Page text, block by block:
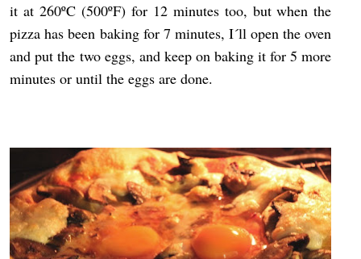
it at 260ºC (500ºF) for 12 minutes too, but when the
pizza has been baking for 7 minutes, I´ll open the oven
and put the two eggs, and keep on baking it for 5 more
minutes or until the eggs are done.